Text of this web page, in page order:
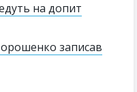
на допит
записав